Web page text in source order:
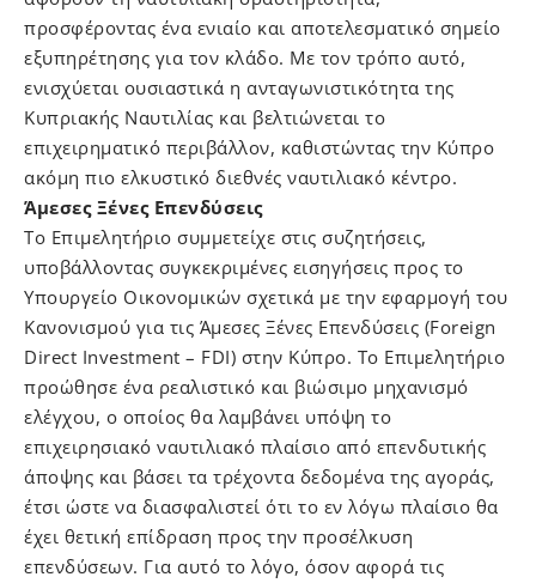
προσφέροντας ένα ενιαίο και αποτελεσματικό σημείο
εξυπηρέτησης για τον κλάδο. Με τον τρόπο αυτό,
ενισχύεται ουσιαστικά η ανταγωνιστικότητα της
Κυπριακής Ναυτιλίας και βελτιώνεται το
επιχειρηματικό περιβάλλον, καθιστώντας την Κύπρο
ακόμη πιο ελκυστικό διεθνές ναυτιλιακό κέντρο.
Άμεσες Ξένες Επενδύσεις
To Επιμελητήριο συμμετείχε στις συζητήσεις,
υποβάλλοντας συγκεκριμένες εισηγήσεις προς το
Υπουργείο Οικονομικών σχετικά με την εφαρμογή του
Κανονισμού για τις Άμεσες Ξένες Επενδύσεις (Foreign
Direct Investment – FDI) στην Κύπρο. Το Επιμελητήριο
προώθησε ένα ρεαλιστικό και βιώσιμο μηχανισμό
ελέγχου, ο οποίος θα λαμβάνει υπόψη το
επιχειρησιακό ναυτιλιακό πλαίσιο από επενδυτικής
άποψης και βάσει τα τρέχοντα δεδομένα της αγοράς,
έτσι ώστε να διασφαλιστεί ότι το εν λόγω πλαίσιο θα
έχει θετική επίδραση προς την προσέλκυση
επενδύσεων. Για αυτό το λόγο, όσον αφορά τις